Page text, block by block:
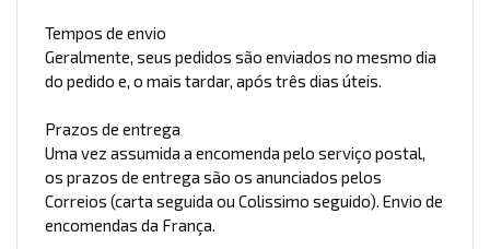
Tempos de envio
Geralmente, seus pedidos são enviados no mesmo dia
do pedido e, o mais tardar, após três dias úteis.
Prazos de entrega
Uma vez assumida a encomenda pelo serviço postal,
os prazos de entrega são os anunciados pelos
Correios (carta seguida ou Colissimo seguido). Envio de
encomendas da França.